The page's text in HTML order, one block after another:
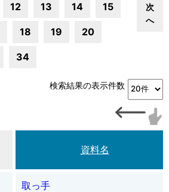
12 13 14 15
18 19 20
34
次
へ
検索結果の表示件数
資料名
取っ手